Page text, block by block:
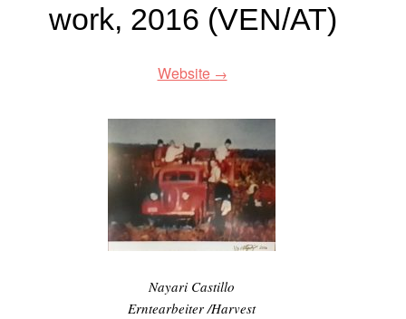
work, 2016 (VEN/AT)
Website
Nayari Castillo
Erntearbeiter /Harvest